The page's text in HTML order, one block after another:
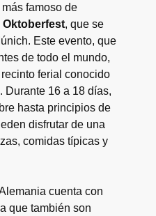
famoso de
Oktoberfest, que se
Este evento, que
de todo el mundo,
ferial conocido
. Durante 16 a 18 días,
hasta principios de
disfrutar de una
comidas típicas y
cuenta con
que también son